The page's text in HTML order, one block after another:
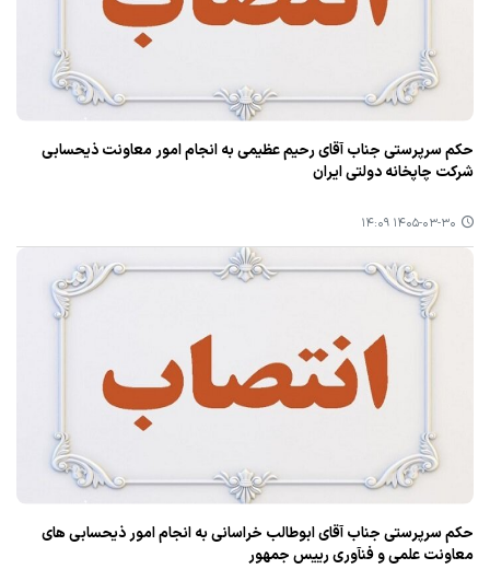
حکم سرپرستی جناب آقای رحیم عظیمی به انجام امور معاونت ذیحسابی‌
شرکت چاپخانه دولتی ایران
۱۴۰۵-۰۳-۳۰ ۱۴:۰۹
حکم سرپرستی جناب آقای ابوطالب خراسانی به انجام امور ذیحسابی‌ های
معاونت علمی و فنآوری رییس جمهور